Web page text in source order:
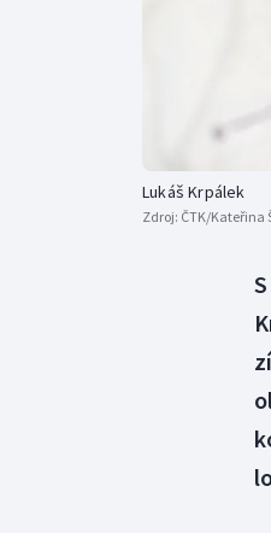
Lukáš Krpálek
Zdroj: ČTK/Kateřina